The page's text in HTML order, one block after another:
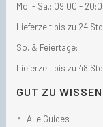
Mo. - Sa.: 09:00 -
Lieferzeit bis zu 24
So. & Feiertage:
Lieferzeit bis zu 48
GUT ZU WISSEN
Alle Guides